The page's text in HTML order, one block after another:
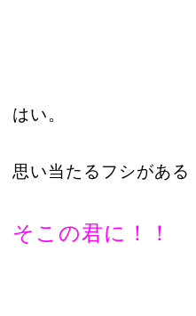
はい。
思い当たるフシがある
そこの君に！！